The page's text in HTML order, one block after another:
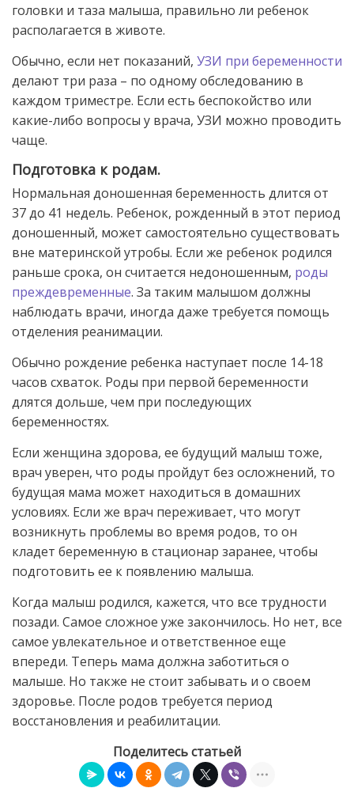
головки и таза малыша, правильно ли ребенок
располагается в животе.
Обычно, если нет показаний, УЗИ при беременности
делают три раза – по одному обследованию в
каждом триместре. Если есть беспокойство или
какие-либо вопросы у врача, УЗИ можно проводить
чаще.
Подготовка к родам.
Нормальная доношенная беременность длится от
37 до 41 недель. Ребенок, рожденный в этот период
доношенный, может самостоятельно существовать
вне материнской утробы. Если же ребенок родился
раньше срока, он считается недоношенным, роды
преждевременные. За таким малышом должны
наблюдать врачи, иногда даже требуется помощь
отделения реанимации.
Обычно рождение ребенка наступает после 14-18
часов схваток. Роды при первой беременности
длятся дольше, чем при последующих
беременностях.
Если женщина здорова, ее будущий малыш тоже,
врач уверен, что роды пройдут без осложнений, то
будущая мама может находиться в домашних
условиях. Если же врач переживает, что могут
возникнуть проблемы во время родов, то он
кладет беременную в стационар заранее, чтобы
подготовить ее к появлению малыша.
Когда малыш родился, кажется, что все трудности
позади. Самое сложное уже закончилось. Но нет, все
самое увлекательное и ответственное еще
впереди. Теперь мама должна заботиться о
малыше. Но также не стоит забывать и о своем
здоровье. После родов требуется период
восстановления и реабилитации.
Поделитесь статьей